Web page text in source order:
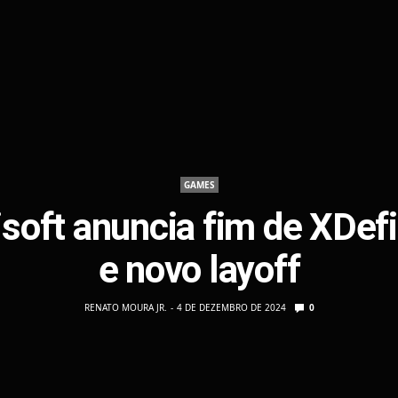
GAMES
anuncia fim de
e novo layoff
RENATO MOURA JR. 4 DE DEZEMBRO DE 2024 0